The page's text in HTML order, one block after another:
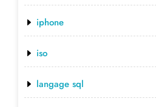
iphone
iso
langage sql